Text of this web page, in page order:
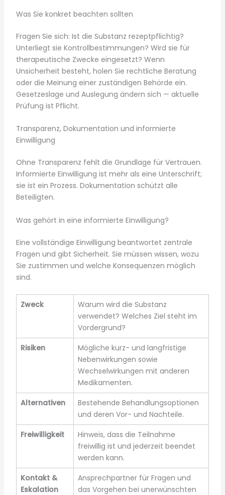
Was Sie konkret beachten sollten
Fragen Sie sich: Ist die Substanz rezeptpflichtig?
Unterliegt sie Kontrollbestimmungen? Wird sie für
therapeutische Zwecke eingesetzt? Wenn
Unsicherheit besteht, holen Sie rechtliche Beratung
oder die Meinung einer zuständigen Behörde ein.
Gesetzeslage und Auslegung ändern sich — aktuelle
Prüfung ist Pflicht.
Transparenz, Dokumentation und informierte
Einwilligung
Ohne Transparenz fehlt die Grundlage für Vertrauen.
Informierte Einwilligung ist mehr als eine Unterschrift;
sie ist ein Prozess. Dokumentation schützt alle
Beteiligten.
Was gehört in eine informierte Einwilligung?
Eine vollständige Einwilligung beantwortet zentrale
Fragen und gibt Sicherheit. Sie müssen wissen, wozu
Sie zustimmen und welche Konsequenzen möglich
sind.
Zweck
Warum wird die Substanz
verwendet? Welches Ziel steht im
Vordergrund?
Risiken
Mögliche kurz- und langfristige
Nebenwirkungen sowie
Wechselwirkungen mit anderen
Medikamenten.
Alternativen
Bestehende Behandlungsoptionen
und deren Vor- und Nachteile.
Freiwilligkeit
Hinweis, dass die Teilnahme
freiwillig ist und jederzeit beendet
werden kann.
Kontakt &
Eskalation
Ansprechpartner für Fragen und
das Vorgehen bei unerwünschten